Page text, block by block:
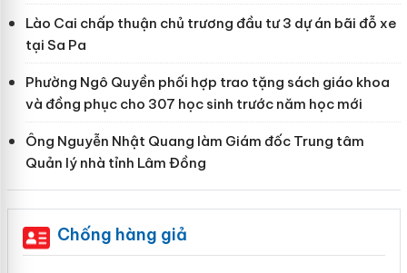
Lào Cai chấp thuận chủ trương đầu tư 3 dự án bãi đỗ xe
tại Sa Pa
Phường Ngô Quyền phối hợp trao tặng sách giáo khoa
và đồng phục cho 307 học sinh trước năm học mới
Ông Nguyễn Nhật Quang làm Giám đốc Trung tâm
Quản lý nhà tỉnh Lâm Đồng
Chống hàng giả